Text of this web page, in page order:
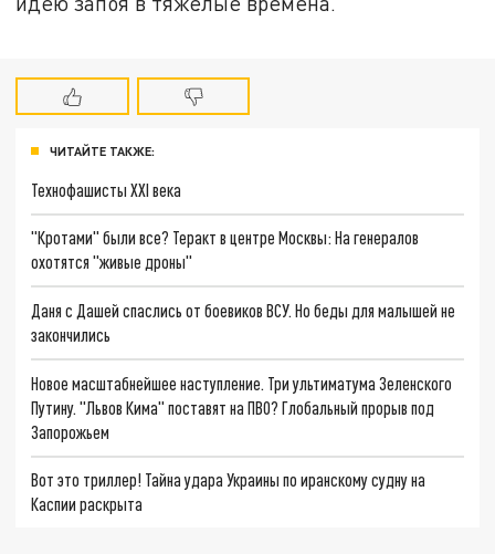
ЧИТАЙТЕ ТАКЖЕ:
Технофашисты XXI века
"Кротами" были все? Теракт в центре Москвы: На генералов
охотятся "живые дроны"
Даня с Дашей спаслись от боевиков ВСУ. Но беды для малышей не
закончились
Новое масштабнейшее наступление. Три ультиматума Зеленского
Путину. "Львов Кима" поставят на ПВО? Глобальный прорыв под
Запорожьем
Вот это триллер! Тайна удара Украины по иранскому судну на
Каспии раскрыта